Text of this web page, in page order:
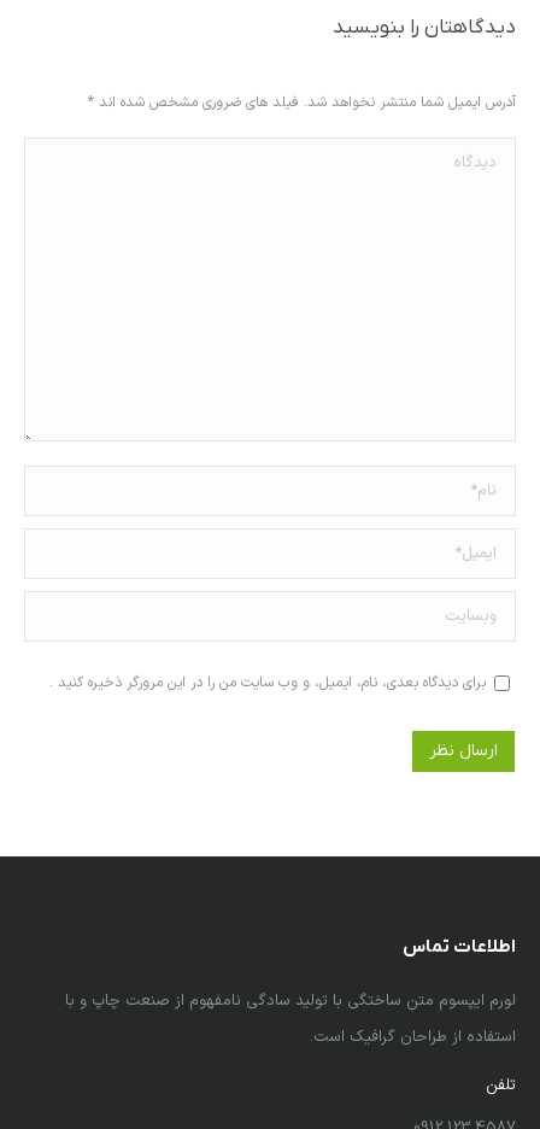
دیدگاهتان را بنویسید
آدرس ایمیل شما منتشر نخواهد شد. فیلد های ضروری مشخص شده اند *
دیدگاه
نام *
ایمیل *
وبسایت
برای دیدگاه بعدی، نام، ایمیل، و وب سایت من را در این مرورگر ذخیره کنید .
ارسال نظر
اطلاعات تماس
لورم ایپسوم متن ساختگی با تولید سادگی نامفهوم از صنعت چاپ و با
استفاده از طراحان گرافیک است.
تلفن